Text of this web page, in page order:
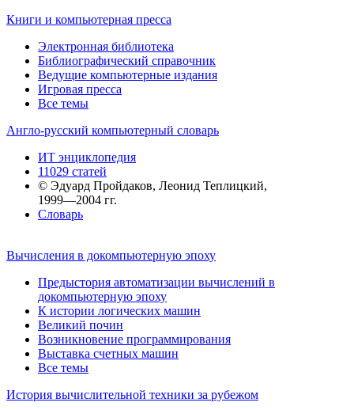
Книги и компьютерная пресса
Электронная библиотека
Библиографический справочник
Ведущие компьютерные издания
Игровая пресса
Все темы
Англо-русский компьютерный словарь
ИТ энциклопедия
11029 статей
© Эдуард Пройдаков, Леонид Теплицкий,
1999—2004 гг.
Словарь
Вычисления в докомпьютерную эпоху
Предыстория автоматизации вычислений в
докомпьютерную эпоху
К истории логических машин
Великий почин
Возникновение программирования
Выставка счетных машин
Все темы
История вычислительной техники за рубежом